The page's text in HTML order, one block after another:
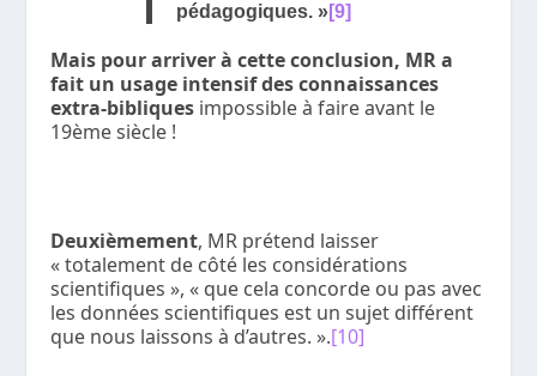
pédagogiques. »[9]
Mais pour arriver à cette conclusion, MR a
fait un usage intensif des connaissances
extra-bibliques impossible à faire avant le
19èmesiècle !
Deuxièmement, MR prétend laisser
« totalement de côté les considérations
scientifiques », « que cela concorde ou pas avec
les données scientifiques est un sujet différent
que nous laissons à d’autres. ».[10]